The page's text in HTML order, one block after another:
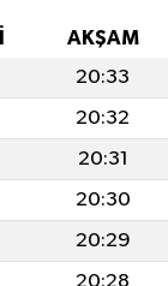
AKŞAM
20:33
20:32
20:31
20:30
20:29
20:28